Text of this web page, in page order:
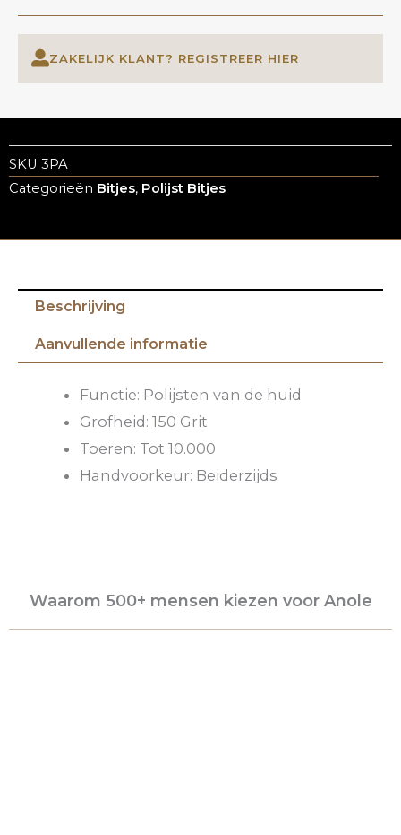
ZAKELIJK KLANT? REGISTREER HIER
SKU 3PA
Categorieën Bitjes, Polijst Bitjes
Beschrijving
Aanvullende informatie
Functie: Polijsten van de huid
Grofheid: 150 Grit
Toeren: Tot 10.000
Handvoorkeur: Beiderzijds
Waarom 500+ mensen kiezen voor Anole